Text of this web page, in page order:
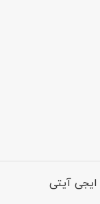
ایجی آیتی